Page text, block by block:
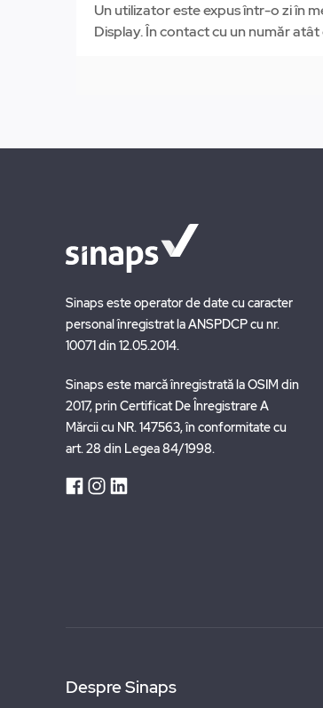
Un utilizator este expus într-o zi în
Display. În contact cu un număr
Sinaps este operator de date cu caracter
personal înregistrat la ANSPDCP cu nr.
10071 din 12.05.2014.
Sinaps este marcă înregistrată la OSIM din
2017, prin Certificat De Înregistrare A
Mărcii cu NR. 147563, în conformitate cu
art. 28 din Legea 84/1998.
Despre Sinaps